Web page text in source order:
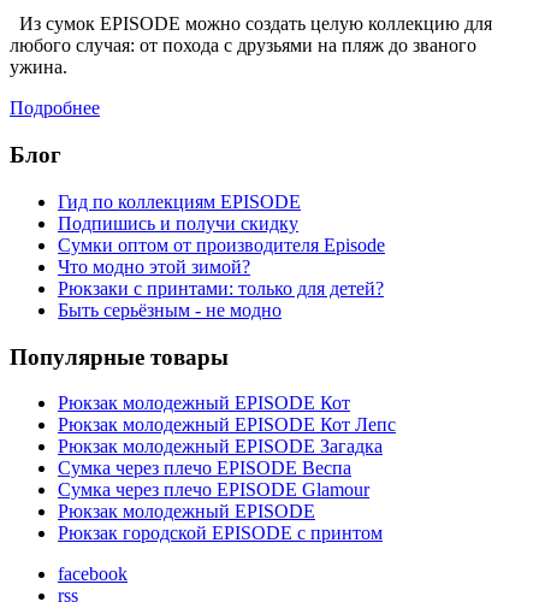
Из сумок EPISODE можно создать целую коллекцию для
любого случая: от похода с друзьями на пляж до званого
ужина.
Подробнее
Блог
Гид по коллекциям EPISODE
Подпишись и получи скидку
Сумки оптом от производителя Episode
Что модно этой зимой?
Рюкзаки с принтами: только для детей?
Быть серьёзным - не модно
Популярные товары
Рюкзак молодежный EPISODE Кот
Рюкзак молодежный EPISODE Кот Лепс
Рюкзак молодежный EPISODE Загадка
Сумка через плечо EPISODE Веспа
Сумка через плечо EPISODE Glamour
Рюкзак молодежный EPISODE
Рюкзак городской EPISODE с принтом
facebook
rss